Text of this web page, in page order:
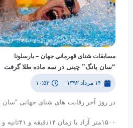
مسابقات شنای قهرمانی جهان – بارسلونا
“سان یانگ” چینی در سه ماده طلا گرفت
۱۴ مرداد ۱۳۹۲ ۱۰:۵۳
در روز آخر رقابت های شنای جهانی “سان